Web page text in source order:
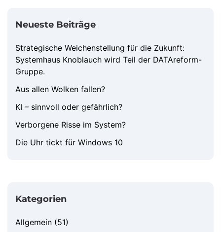
Neueste Beiträge
Strategische Weichenstellung für die Zukunft:
Systemhaus Knoblauch wird Teil der DATAreform-
Gruppe.
Aus allen Wolken fallen?
KI – sinnvoll oder gefährlich?
Verborgene Risse im System?
Die Uhr tickt für Windows 10
Kategorien
Allgemein (51)